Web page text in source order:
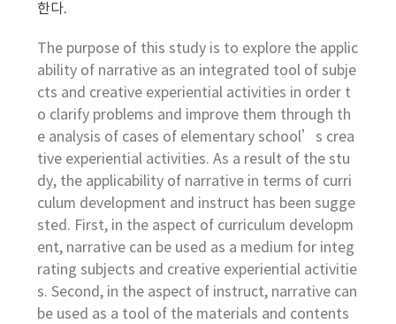
한다.
The purpose of this study is to explore the applic
ability of narrative as an integrated tool of subje
cts and creative experiential activities in order t
o clarify problems and improve them through th
e analysis of cases of elementary school’s crea
tive experiential activities. As a result of the stu
dy, the applicability of narrative in terms of curri
culum development and instruct has been sugge
sted. First, in the aspect of curriculum developm
ent, narrative can be used as a medium for integ
rating subjects and creative experiential activitie
s. Second, in the aspect of instruct, narrative can
be used as a tool of the materials and contents